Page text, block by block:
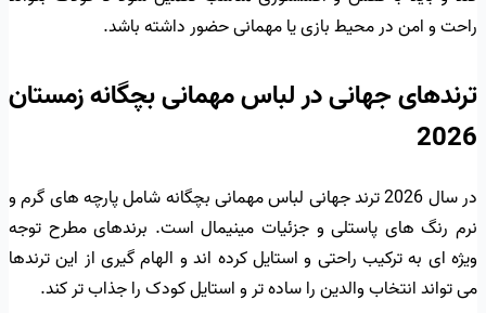
راحت و امن در محیط بازی یا مهمانی حضور داشته باشد.
ترندهای جهانی در لباس مهمانی بچگانه زمستان
2026
در سال 2026 ترند جهانی لباس مهمانی بچگانه شامل پارچه های گرم و
نرم رنگ های پاستلی و جزئیات مینیمال است. برندهای مطرح توجه
ویژه ای به ترکیب راحتی و استایل کرده اند و الهام گیری از این ترندها
می تواند انتخاب والدین را ساده تر و استایل کودک را جذاب تر کند.